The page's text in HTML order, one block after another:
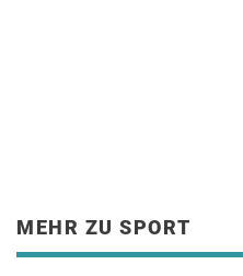
MEHR ZU SPORT